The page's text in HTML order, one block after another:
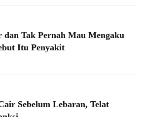
dan Tak Pernah Mau Mengaku
Itu Penyakit
Sebelum Lebaran, Telat